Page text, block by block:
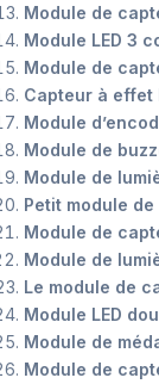
Module de
Module LED 3
Module de
Capteur à effet
Module
Module de
Module de
Petit module
Module de
Module de
Le module de
Module LED
Module de
Module de